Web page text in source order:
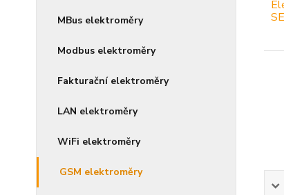
MBus elektroměry
Modbus elektroměry
Fakturační elektroměry
LAN elektroměry
WiFi elektroměry
GSM elektroměry